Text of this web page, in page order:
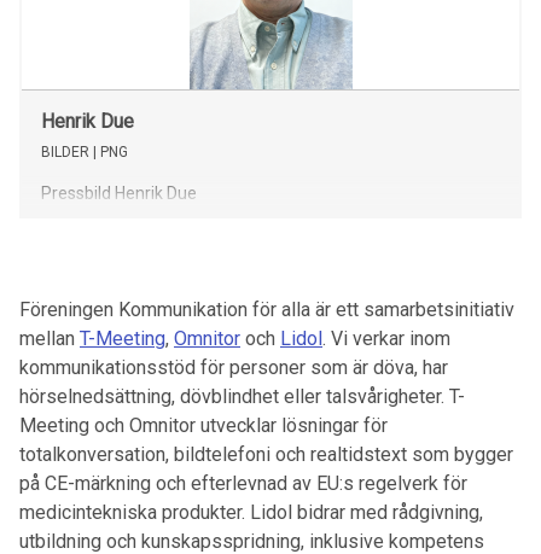
Henrik Due
BILDER | PNG
Pressbild Henrik Due
Föreningen Kommunikation för alla är ett samarbetsinitiativ
mellan T-Meeting, Omnitor och Lidol. Vi verkar inom
kommunikationsstöd för personer som är döva, har
hörselnedsättning, dövblindhet eller talsvårigheter. T-
Meeting och Omnitor utvecklar lösningar för
totalkonversation, bildtelefoni och realtidstext som bygger
på CE-märkning och efterlevnad av EU:s regelverk för
medicintekniska produkter. Lidol bidrar med rådgivning,
utbildning och kunskapsspridning, inklusive kompetens